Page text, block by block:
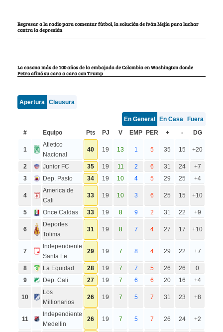
Regresar a la radio para comentar fútbol, la solución de Iván Mejía para luchar
contra la depresión
La casona más de 100 años de la embajada de Colombia en Washington donde
Petro afinó su cara a cara con Trump
Apertura Clausura
En General En Casa
Fuera
#
Equipo Pts PJ V EMP PER + - DG
1
Atletico
Nacional
40 19 13 1 5 35 15 +20
2 Junior FC 35 19 11 2 6 31 24
+7
3
Dep. Pasto 34 19 10 4 5 29 25 +4
4
America de
Cali
33 19 10 3 6 25 15 +10
5 Once Caldas 33 19 8 9 2 31 22 +9
6
Deportes
Tolima
31 19 8 7 4 27 17 +10
7
Independiente
Santa Fe
29 19 7 8 4 29 22 +7
8 La Equidad 28 19 7 7 5 26 26
0
9
Dep. Cali 27 19 7 6 6 20 16 +4
10
Los
Millionarios
26 19 7 5 7 31 23 +8
11
Independiente
Medellin
26 19 7 5 7 26 24 +2